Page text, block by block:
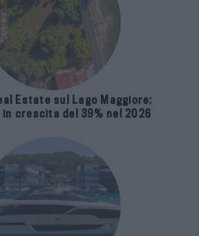
Estate sul Lago Maggiore:
in crescita del 39% nel 2026